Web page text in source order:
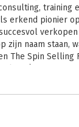
training
erkend pionier
zijn naam staan,
The Spin Selling
door